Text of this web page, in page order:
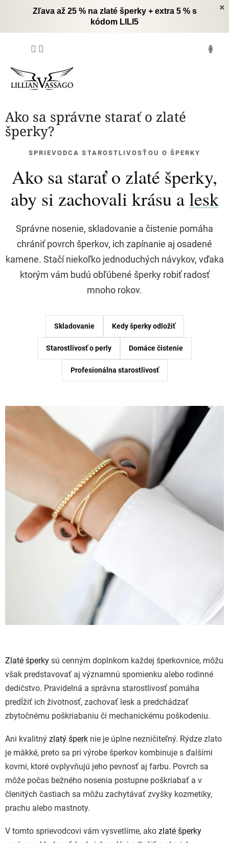
×
Zľava až 25 % na zlaté šperky + extra 5 % s
kódom LILI5
Ako sa správne starať o zlaté
šperky?
SPRIEVODCA STAROSTLIVOSŤOU O ŠPERKY
Ako sa starať o zlaté šperky,
aby si zachovali krásu alesk
Správne nosenie, skladovanie a čistenie pomáha
chrániť povrch šperkov, ich zapínanie aj osadené
kamene. Stačí niekoľko jednoduchých návykov, vďaka
ktorým vám budú obľúbené šperky robiť radosť
mnoho rokov.
Skladovanie Kedy šperky odložiť
Starostlivosť o perly Domáce čistenie
Profesionálna starostlivosť
Zlaté šperky sú cenným doplnkom každej šperkovnice, môžu
však predstavovať aj významnú spomienku alebo rodinné
dedičstvo. Pravidelná a správna starostlivosť pomáha
predĺžiť ich životnosť, zachovať lesk a predchádzať
zbytočnému poškriabaniu či mechanickému poškodeniu.
Ani kvalitný zlatý šperk nie je úplne nezničiteľný. Rýdze zlato
je mäkké, preto sa pri výrobe šperkov kombinuje s ďalšími
kovmi, ktoré ovplyvňujú jeho pevnosť aj farbu. Povrch sa
môže počas bežného nosenia postupne poškriabať a v
členitých častiach sa môžu zachytávať zvyšky kozmetiky,
prachu alebo mastnoty.
V tomto sprievodcovi vám vysvetlíme, ako zlaté šperky